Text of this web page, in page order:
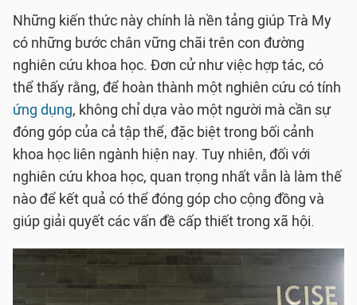
Những kiến thức này chính là nền tảng giúp Trà My
có những bước chân vững chãi trên con đường
nghiên cứu khoa học. Đơn cử như việc hợp tác, có
thể thấy rằng, để hoàn thành một nghiên cứu có tính
ứng dụng, không chỉ dựa vào một người mà cần sự
đóng góp của cả tập thể, đặc biệt trong bối cảnh
khoa học liên ngành hiện nay. Tuy nhiên, đối với
nghiên cứu khoa học, quan trọng nhất vẫn là làm thế
nào để kết quả có thể đóng góp cho cộng đồng và
giúp giải quyết các vấn đề cấp thiết trong xã hội.